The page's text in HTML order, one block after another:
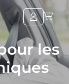
les